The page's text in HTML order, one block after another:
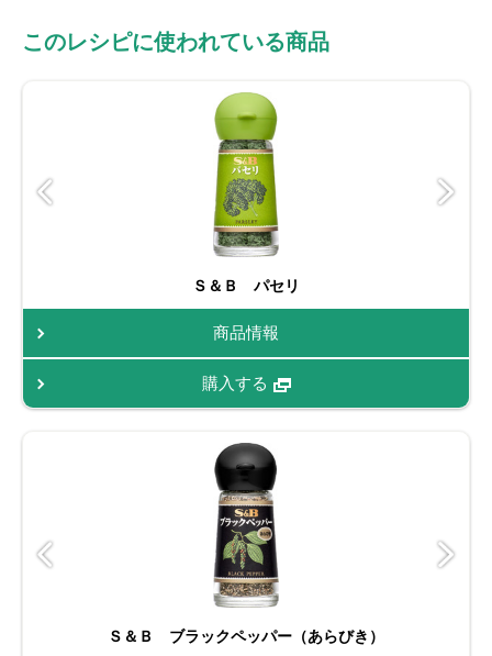
このレシピに使われている商品
Ｓ＆Ｂ パセリ
商品情報
購入する
Ｓ＆Ｂ ブラックペッパー（あらびき）